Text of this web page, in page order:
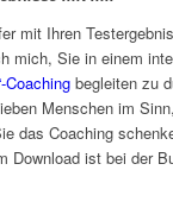
mit Ihren
mich, Sie in einem
Coachingbegleiten zu
Menschen im
das Coaching
Download ist bei der